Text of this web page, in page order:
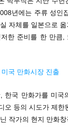
년에는 주류 성인
자체를 일본으로
한 준비를 한 만큼,
국 만화시장 진출
한국 만화가를 미
오 등의 시도가 제
작가의 현지 만화